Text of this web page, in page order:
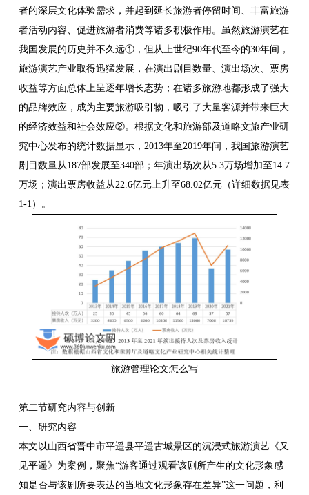
者的深层文化体验需求，并起到延长旅游者停留时间、丰富旅游
者活动内容、促进旅游者消费等诸多积极作用。虽然旅游演艺在
我国发展的历史并不久远①，但从上世纪90年代至今的30年间，
旅游演艺产业取得迅猛发展，在演出剧目数量、演出场次、票房
收益等方面总体上呈逐年增长态势；在诸多旅游地都形成了强大
的品牌效应，成为主要旅游吸引物，吸引了大量客源并带来巨大
的经济效益和社会效应②。根据文化和旅游部及道略文旅产业研
究中心发布的统计数据显示，2013年至2019年间，我国旅游演艺
剧目数量从187部发展至340部；年演出场次从5.3万场增加至14.7
万场；演出票房收益从22.6亿元上升至68.02亿元（详细数据见表
1-1）。
旅游管理论文怎么写
第二节研究内容与创新
一、研究内容
本文以山西省晋中市平遥县平遥古城景区的沉浸式旅游演艺《又
见平遥》为案例，聚焦“游客通过观看该剧所产生的文化形象感
知是否与该剧所要表达的当地文化形象存在差异”这一问题，利